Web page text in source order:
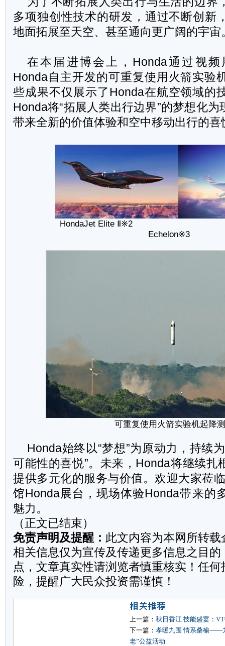
多项独创性技术的研发，通过不断创新
地面拓展至天空、甚至通向更广阔的宇宙
在本届进博会上，Honda通过视频
Honda自主开发的可重复使用火箭实验
些成果不仅展示了Honda在航空领域的
Honda将“拓展人类出行边界”的梦想化
带来全新的价值体验和空中移动出行的喜
HondaJet Elite Ⅱ※2
Echelon※3
可重复使用火箭实验机起降
Honda始终以“梦想”为原动力，持续
可能性的喜悦”。未来，Honda将继续扎
提供多元化的服务与价值。欢迎大家莅
馆Honda展台，现场体验Honda带来的
魅力。
（正文已结束）
免责声明及提醒： 此文内容为本网所转
相关信息仅为宣传及传递更多信息之目
点，文章真实性请浏览者慎重核实！任
险，提醒广大民众投资需谨慎！
上一篇： 秋日香江 技能盛宴：
下一篇： 孝暖九围 情系桑榆——
老”公益活动